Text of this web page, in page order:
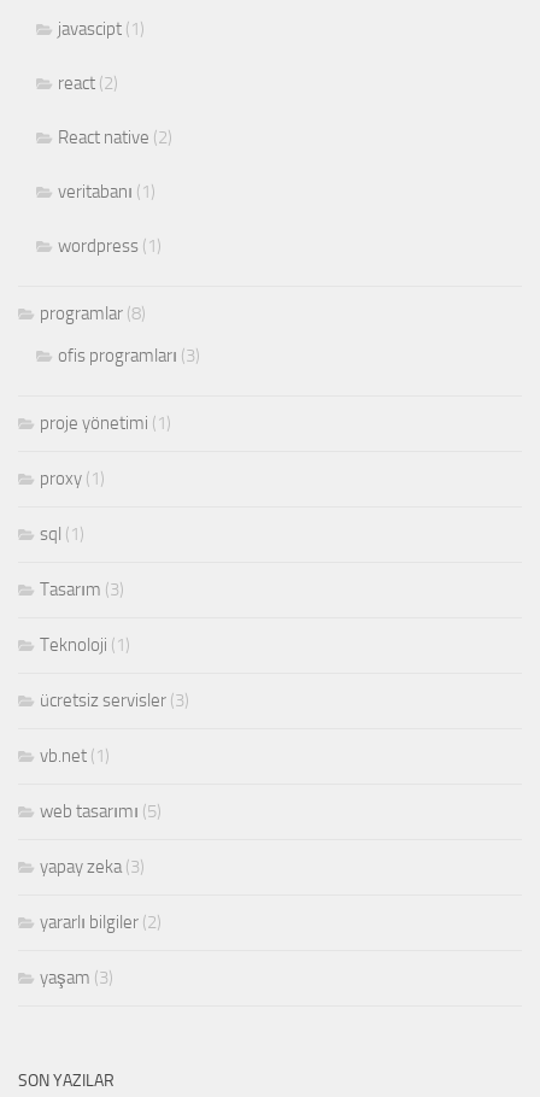
javascipt (1)
react (2)
React native (2)
veritabanı (1)
wordpress (1)
programlar (8)
ofis programları (3)
proje yönetimi (1)
proxy (1)
sql (1)
Tasarım (3)
Teknoloji (1)
ücretsiz servisler (3)
vb.net (1)
web tasarımı (5)
yapay zeka(3)
yararlı bilgiler (2)
yaşam (3)
SON YAZILAR